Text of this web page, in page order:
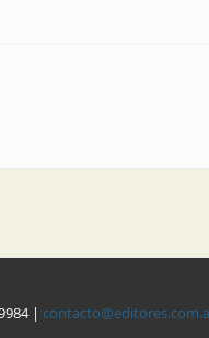
|